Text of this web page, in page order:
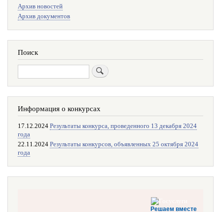
поиска
Архив новостей
Архив документов
Поиск
Поиск
Информация о конкурсах
17.12.2024 Результаты конкурса, проведенного 13 декабря 2024
года
22.11.2024 Результаты конкурсов, объявленных 25 октября 2024
года
Решаем вместе